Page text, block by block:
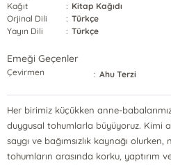
Kağıt
: Kitap Kağıdı
Orjinal Dili
: Türkçe
Yayın Dili
: Türkçe
Emeği Geçenler
Çevirmen : Ahu Terzi
Her birimiz küçükken anne-
duygusal tohumlarla büyüyoruz. Kimi
saygı ve bağımsızlık kaynağı
tohumların arasında korku, yaptırım